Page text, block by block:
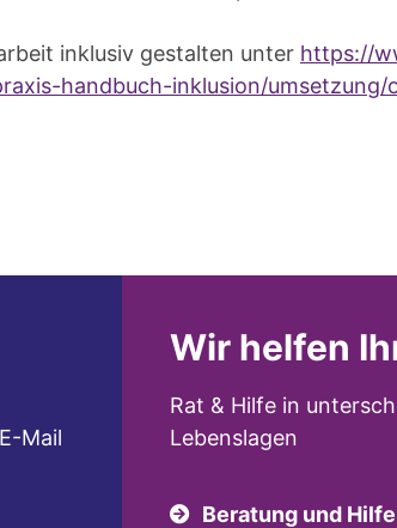
inklusiv gestalten unter https://
handbuch-inklusion/
Mail
Wir helfen
Rat & Hilfe in
Lebenslagen
Beratung und Hilfe